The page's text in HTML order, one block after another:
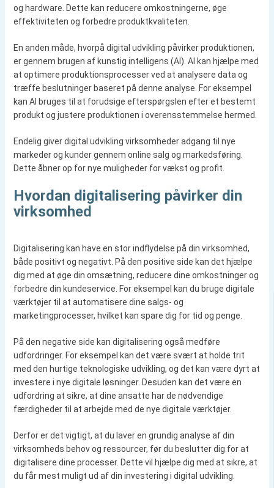
og hardware. Dette kan reducere omkostningerne, øge
effektiviteten og forbedre produktkvaliteten.
En anden måde, hvorpå digital udvikling påvirker produktionen,
er gennem brugen af kunstig intelligens (AI). AI kan hjælpe med
at optimere produktionsprocesser ved at analysere data og
træffe beslutninger baseret på denne analyse. For eksempel
kan AI bruges til at forudsige efterspørgslen efter et bestemt
produkt og justere produktionen i overensstemmelse hermed.
Endelig giver digital udvikling virksomheder adgang til nye
markeder og kunder gennem online salg og markedsføring.
Dette åbner op for nye muligheder for vækst og profit.
Hvordan digitalisering påvirker din
virksomhed
Digitalisering kan have en stor indflydelse på din virksomhed,
både positivt og negativt. På den positive side kan det hjælpe
dig med at øge din omsætning, reducere dine omkostninger og
forbedre din kundeservice. For eksempel kan du bruge digitale
værktøjer til at automatisere dine salgs- og
marketingprocesser, hvilket kan spare dig for tid og penge.
På den negative side kan digitalisering også medføre
udfordringer. For eksempel kan det være svært at holde trit
med den hurtige teknologiske udvikling, og det kan være dyrt at
investere i nye digitale løsninger. Desuden kan det være en
udfordring at sikre, at dine ansatte har de nødvendige
færdigheder til at arbejde med de nye digitale værktøjer.
Derfor er det vigtigt, at du laver en grundig analyse af din
virksomheds behov og ressourcer, før du beslutter dig for at
digitalisere dine processer. Dette vil hjælpe dig med at sikre, at
du får mest muligt ud af din investering i digital udvikling.